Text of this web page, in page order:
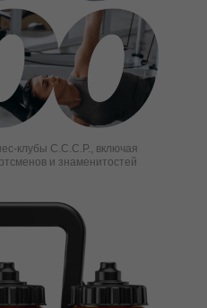
клубы С.С.С.Р., включая
и знаменитостей